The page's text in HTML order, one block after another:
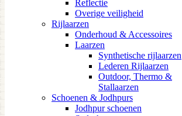
Reflectie
Overige veiligheid
Rijlaarzen
Onderhoud & Accessoires
Laarzen
Synthetische rijlaarzen
Lederen Rijlaarzen
Outdoor, Thermo &
Stallaarzen
Schoenen & Jodhpurs
Jodhpur schoenen